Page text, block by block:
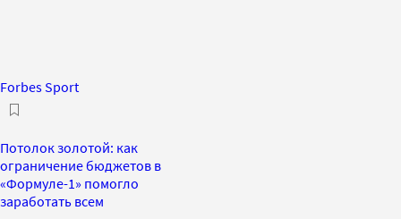
Forbes Sport
Потолок золотой: как
ограничение бюджетов в
«Формуле-1» помогло
заработать всем